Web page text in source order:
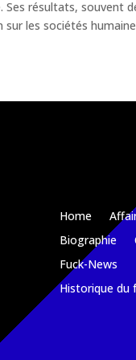
Ses résultats,
les sociétés
Home
Biographie
Fuck-News
Historique du